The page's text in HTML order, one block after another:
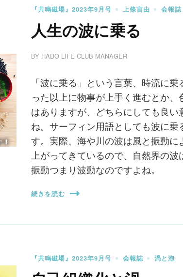
『共鳴磁場』2023年9月号 上條言由 会報誌
人生の波に乗る
BY HADO LIFE CLUB MANAGER
「波に乗る」という言葉、時流に乗
った以上に物事が上手く進むとか、
はありますが、どちらにしても良い
ね。サーフィン用語としても波に乗
す。実際、海や川の波は風と振動に
上がってきているので、自然界の波
振動つまり波動なのですよね。
続きを読む
『共鳴磁場』2023年9月号 会報誌 渦と泡